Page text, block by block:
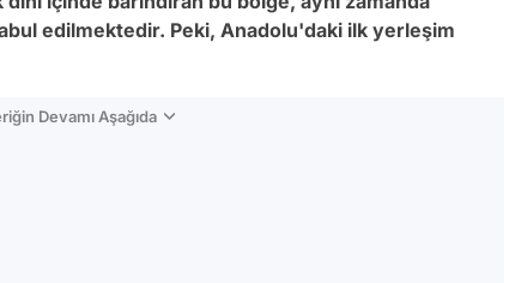
edilmektedir. Peki, Anadolu'daki ilk yerleşim
Devamı Aşağıda